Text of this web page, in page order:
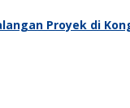
Proyek di